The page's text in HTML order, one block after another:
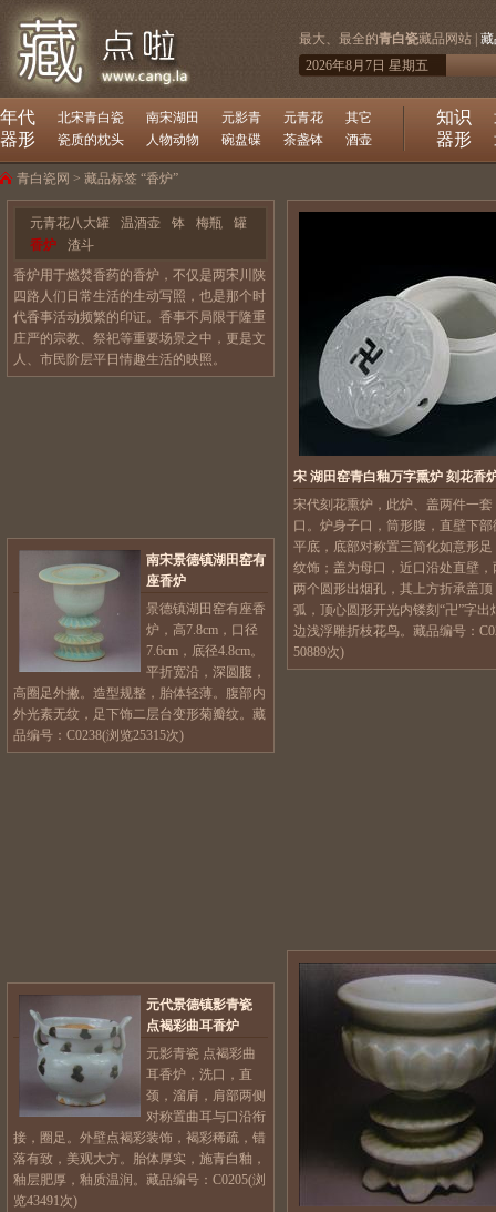
最大、最全的青白瓷藏品网站 |
2026年8月7日 星期五
年代 北宋青白瓷 南宋湖田 元影青 元青花 其它
器形 瓷质的枕头 人物动物 碗盘碟 茶盏钵 酒壶
知识
器形
青白瓷网 > 藏品标签 “香炉”
元青花八大罐 温酒壶 钵 梅瓶
罐
香炉
渣斗
香炉用于燃焚香药的香炉，不仅是两宋川陕
四路人们日常生活的生动写照，也是那个时
代香事活动频繁的印证。香事不局限于隆重
庄严的宗教、祭祀等重要场景之中，更是文
人、市民阶层平日情趣生活的映照。
宋 湖田窑青白釉万字熏炉 刻花香
宋代刻花熏炉，此炉、盖两件一套
口。炉身子口，筒形腹，直壁下
平底，底部对称置三简化如意形足
纹饰；盖为母口，近口沿处直壁，
两个圆形出烟孔，其上方折承盖顶
弧，顶心圆形开光内镂刻“卍”字出
边浅浮雕折枝花鸟。藏品编号：
50889次)
南宋景德镇湖田窑有
座香炉
景德镇湖田窑有座香
炉，高7.8cm，口径
7.6cm，底径4.8cm。
平折宽沿，深圆腹，
高圈足外撇。造型规整，胎体轻薄。腹部内
外光素无纹，足下饰二层台变形菊瓣纹。藏
品编号：C0238(浏览25315次)
元代景德镇影青瓷
点褐彩曲耳香炉
元影青瓷 点褐彩曲
耳香炉，洗口，直
颈，溜肩，肩部两侧
对称置曲耳与口沿衔
接，圈足。外壁点褐彩装饰，褐彩稀疏，错
落有致，美观大方。胎体厚实，施青白釉，
釉层肥厚，釉质温润。藏品编号：C0205(浏
览43491次)